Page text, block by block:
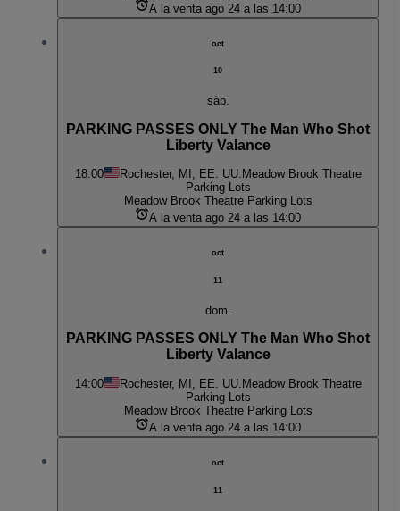
A la venta ago 24 a las 14:00
oct
10
sáb.
PARKING PASSES ONLY The Man Who Shot
Liberty Valance
18:00 Rochester, MI, EE. UU. Meadow Brook Theatre
Parking Lots
Meadow Brook Theatre Parking Lots
A la venta ago 24 a las 14:00
oct
11
dom.
PARKING PASSES ONLY The Man Who Shot
Liberty Valance
14:00 Rochester, MI, EE. UU. Meadow Brook Theatre
Parking Lots
Meadow Brook Theatre Parking Lots
A la venta ago 24 a las 14:00
oct
11